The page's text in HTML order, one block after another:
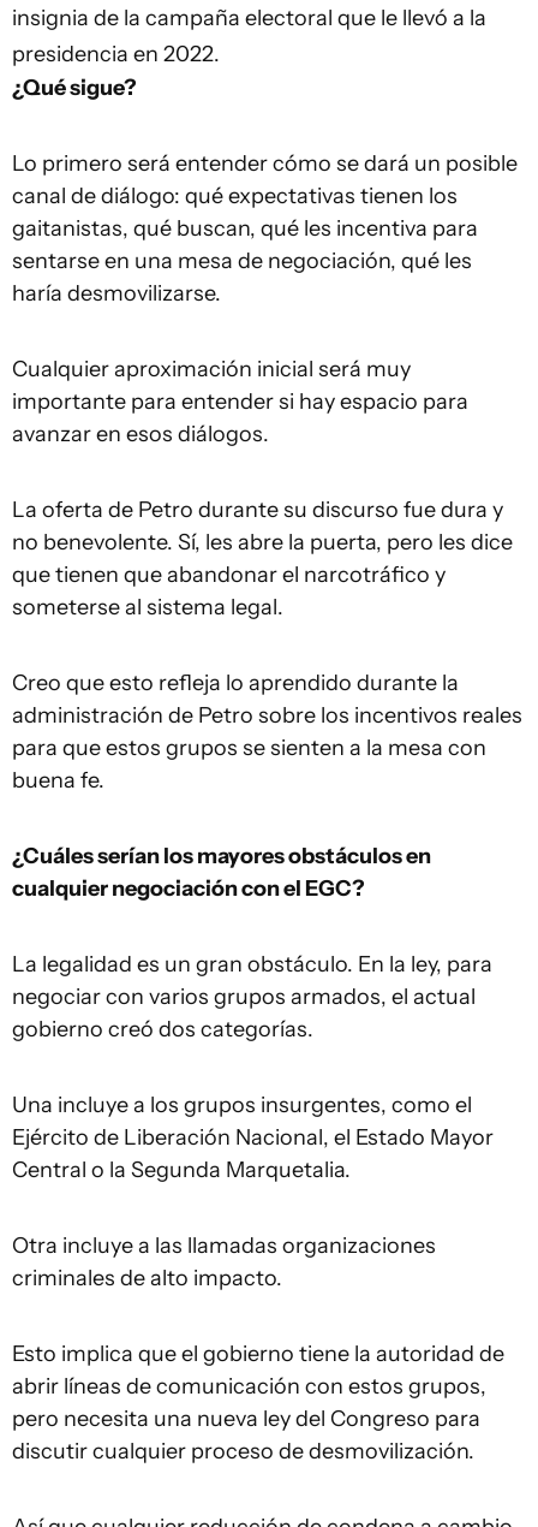
insignia de la campaña electoral que le llevó a la
presidencia en 2022.
¿Qué sigue?
Lo primero será entender cómo se dará un posible
canal de diálogo: qué expectativas tienen los
gaitanistas, qué buscan, qué les incentiva para
sentarse en una mesa de negociación, qué les
haría desmovilizarse.
Cualquier aproximación inicial será muy
importante para entender si hay espacio para
avanzar en esos diálogos.
La oferta de Petro durante su discurso fue dura y
no benevolente. Sí, les abre la puerta, pero les dice
que tienen que abandonar el narcotráfico y
someterse al sistema legal.
Creo que esto refleja lo aprendido durante la
administración de Petro sobre los incentivos reales
para que estos grupos se sienten a la mesa con
buena fe.
¿Cuáles serían los mayores obstáculos en
cualquier negociación con el EGC?
La legalidad es un gran obstáculo. En la ley, para
negociar con varios grupos armados, el actual
gobierno creó dos categorías.
Una incluye a los grupos insurgentes, como el
Ejército de Liberación Nacional, el Estado Mayor
Central o la Segunda Marquetalia.
Otra incluye a las llamadas organizaciones
criminales de alto impacto.
Esto implica que el gobierno tiene la autoridad de
abrir líneas de comunicación con estos grupos,
pero necesita una nueva ley del Congreso para
discutir cualquier proceso de desmovilización.